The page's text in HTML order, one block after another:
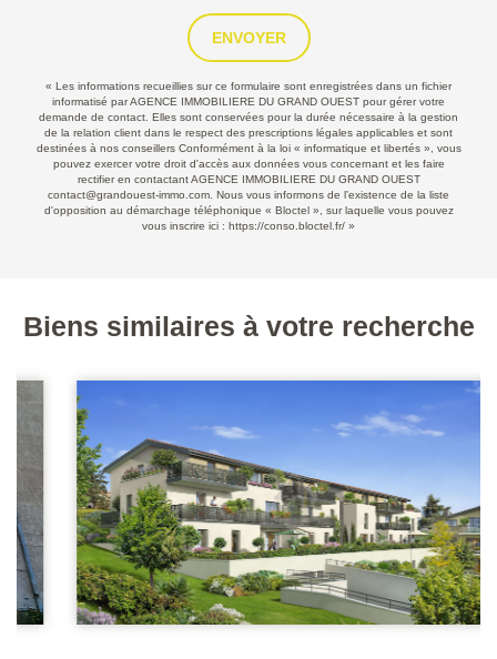
ENVOYER
« Les informations recueillies sur ce formulaire sont enregistrées dans un fichier
informatisé par AGENCE IMMOBILIERE DU GRAND OUEST pour gérer votre
demande de contact. Elles sont conservées pour la durée nécessaire à la gestion
de la relation client dans le respect des prescriptions légales applicables et sont
destinées à nos conseillers Conformément à la loi « informatique et libertés », vous
pouvez exercer votre droit d'accès aux données vous concernant et les faire
rectifier en contactant AGENCE IMMOBILIERE DU GRAND OUEST
contact@grandouest-immo.com. Nous vous informons de l’existence de la liste
d'opposition au démarchage téléphonique « Bloctel », sur laquelle vous pouvez
vous inscrire ici : https://conso.bloctel.fr/ »
Biens similaires à votre recherche